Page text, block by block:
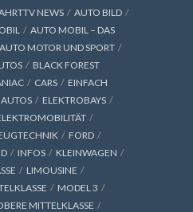
NEWS
AUTO BILD
AUTO MOBIL – DAS
AUTO MOTOR UND SPORT
BLACK FOREST
CARS
EINFACH
ELEKTROBAYS
FORD
INFOS
KLEINWAGEN
LIMOUSINE
MODEL 3
MITTELKLASSE